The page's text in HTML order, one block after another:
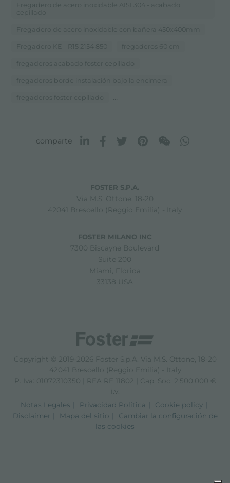
Fregadero de acero inoxidable AISI 304 - acabado
cepillado
Fregadero de acero inoxidable con bañera 450x400mm
Fregadero KE - R15 2154 850 fregaderos 60 cm
fregaderos acabado foster cepillado
fregaderos borde instalación bajo la encimera
fregaderos foster cepillado ...
comparte
FOSTER S.P.A.
Via M.S. Ottone, 18-20
42041 Brescello (Reggio Emilia) - Italy
FOSTER MILANO INC
7300 Biscayne Boulevard
Suite 200
Miami, Florida
33138 USA
Copyright © 2019-2026 Foster S.p.A. Via M.S. Ottone, 18-20
42041 Brescello (Reggio Emilia) - Italy
P. Iva: 01072310350 | REA RE 11802 | Cap. Soc. 2.500.000 €
i.v.
Notas Legales
Privacidad Política
Cookie policy
Disclaimer
Mapa del sitio
Cambiar la configuración de
las cookies